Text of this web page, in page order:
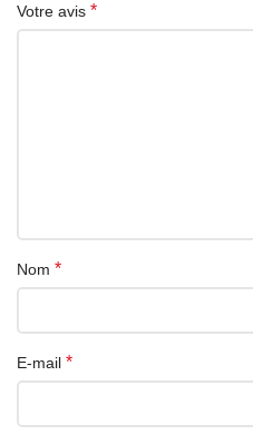
Votre avis *
Nom *
E-mail *